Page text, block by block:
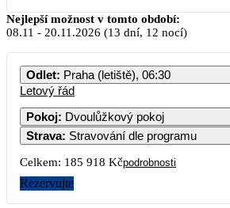
Listopad 2026
PO ÚT ST ČT PÁ
2 3 4 5
Nejlepší možnost v tomto období:
08.11 - 20.11.2026 (13 dní, 12 nocí)
Odlet: Praha (letiště), 06:30
Letový řád
Pokoj: Dvoulůžkový pokoj
Strava: Stravování dle programu
Celkem: 185 918 Kčpodrobnosti
Rezervujte